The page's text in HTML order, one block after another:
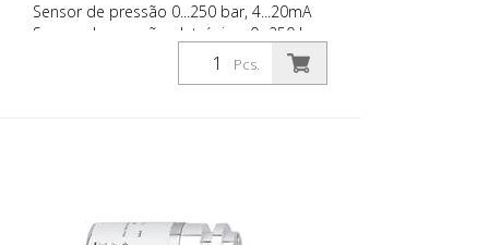
Sensor de pressão 0...250 bar, 4...20mA
Sensor de pressão eletrónico; 0...250 bar;
0...3625 psi; Rosca externa de 1/4'' rSinal
analógico; 4...20 mA Conector DEUTSCH
Pcs.